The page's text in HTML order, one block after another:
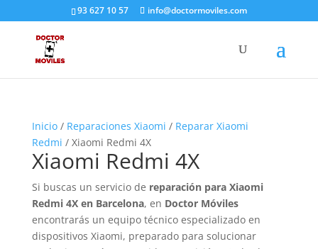
93 627 10 57 info@doctormoviles.com
Inicio/ Reparaciones Xiaomi / Reparar Xiaomi
Redmi / Xiaomi Redmi 4X
Xiaomi Redmi 4X
Si buscas un servicio de reparación para Xiaomi
Redmi 4X en Barcelona, en Doctor Móviles
encontrarás un equipo técnico especializado en
dispositivos Xiaomi, preparado para solucionar